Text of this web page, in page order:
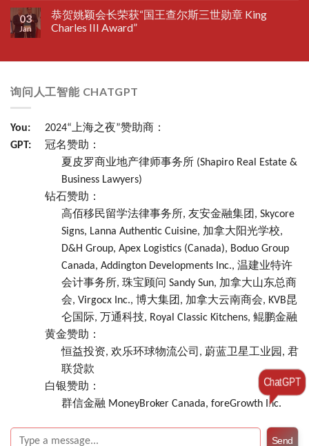
ChatGPT
03
Jan
恭贺姚颖会长荣获“国王查尔斯三世勋章 King
Charles III Award”
询问人工智能 CHATGPT
You:
2024“上海之夜”赞助商：
GPT:
冠名赞助：
夏皮罗商业地产律师事务所 (Shapiro Real Estate &
Business Lawyers)
钻石赞助：
高佰移民留学法律事务所, 友安金融集团, Skycore
Signs, Lanna Authentic Cuisine, 加拿大阳光学校,
D&H Group, Apex Logistics (Canada), Boduo Group
Canada, Addington Developments Inc., 温建业特许
会计事务所, 珠宝顾问 Sandy Sun, 加拿大山东总商
会, Virgocx Inc., 博大集团, 加拿大云南商会, KVB昆
仑国际, 万通科技, Royal Classic Kitchens, 鲲鹏金融
黄金赞助：
恒益投资, 欢乐环球物流公司, 蔚蓝卫星工业园, 君
联贷款
白银赞助：
群信金融 MoneyBroker Canada, foreGrowth Inc.
Send